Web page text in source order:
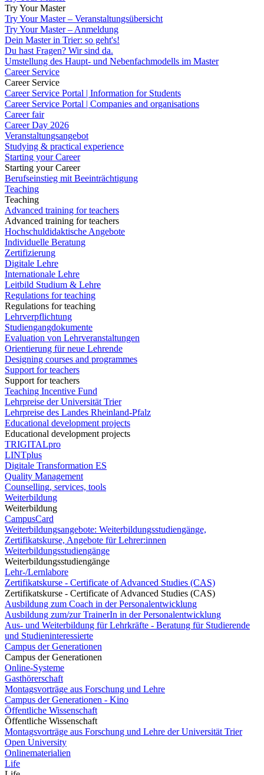
Try Your Master
Try Your Master – Veranstaltungsübersicht
Try Your Master – Anmeldung
Dein Master in Trier: so geht's!
Du hast Fragen? Wir sind da.
Umstellung des Haupt- und Nebenfachmodells im Master
Career Service
Career Service
Career Service Portal | Information for Students
Career Service Portal | Companies and organisations
Career fair
Career Day 2026
Veranstaltungsangebot
Studying & practical experience
Starting your Career
Starting your Career
Berufseinstieg mit Beeinträchtigung
Teaching
Teaching
Advanced training for teachers
Advanced training for teachers
Hochschuldidaktische Angebote
Individuelle Beratung
Zertifizierung
Digitale Lehre
Internationale Lehre
Leitbild Studium & Lehre
Regulations for teaching
Regulations for teaching
Lehrverpflichtung
Studiengangdokumente
Evaluation von Lehrveranstaltungen
Orientierung für neue Lehrende
Designing courses and programmes
Support for teachers
Support for teachers
Teaching Incentive Fund
Lehrpreise der Universität Trier
Lehrpreise des Landes Rheinland-Pfalz
Educational development projects
Educational development projects
TRIGITALpro
LINTplus
Digitale Transformation ES
Quality Management
Counselling, services, tools
Weiterbildung
Weiterbildung
CampusCard
Weiterbildungsangebote: Weiterbildungsstudiengänge,
Zertifikatskurse, Angebote für Lehrer:innen
Weiterbildungsstudiengänge
Weiterbildungsstudiengänge
Lehr-/Lernlabore
Zertifikatskurse - Certificate of Advanced Studies (CAS)
Zertifikatskurse - Certificate of Advanced Studies (CAS)
Ausbildung zum Coach in der Personalentwicklung
Ausbildung zum/zur TrainerIn in der Personalentwicklung
Aus- und Weiterbildung für Lehrkräfte - Beratung für Studierende
und Studieninteressierte
Campus der Generationen
Campus der Generationen
Online-Systeme
Gasthörerschaft
Montagsvorträge aus Forschung und Lehre
Campus der Generationen - Kino
Öffentliche Wissenschaft
Öffentliche Wissenschaft
Montagsvorträge aus Forschung und Lehre der Universität Trier
Open University
Onlinematerialien
Life